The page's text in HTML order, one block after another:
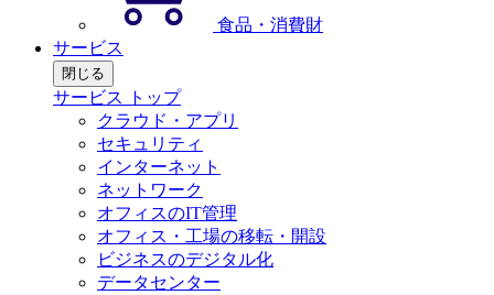
食品・消費財
サービス
閉じる
サービス トップ
クラウド・アプリ
セキュリティ
インターネット
ネットワーク
オフィスのIT管理
オフィス・工場の移転・開設
ビジネスのデジタル化
データセンター